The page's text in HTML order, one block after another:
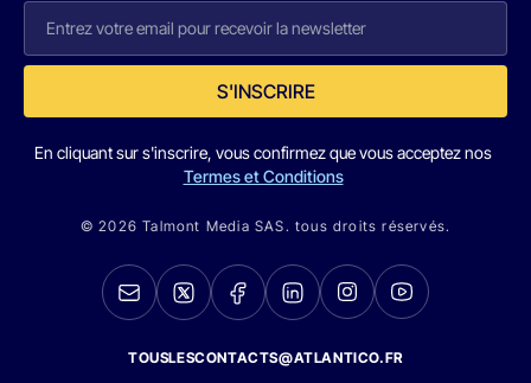
S'INSCRIRE
En cliquant sur s'inscrire, vous confirmez que vous acceptez nos
Termes et Conditions
© 2026 Talmont Media SAS. tous droits réservés.
TOUSLESCONTACTS@ATLANTICO.FR